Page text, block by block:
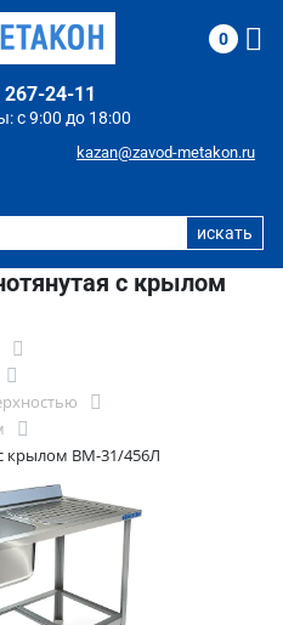
с 9:00 до 18:00
24-11
kazan@zavod-metakon.ru
0
с крылом
крылом ВМ-31/456Л